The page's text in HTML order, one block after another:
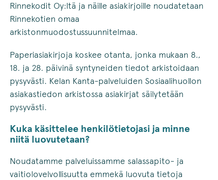
Rinnekodit Oy:ltä ja näille asiakirjoille noudatetaan
Rinnekotien omaa
arkistonmuodostussuunnitelmaa.
Paperiasiakirjoja koskee otanta, jonka mukaan 8.,
18. ja 28. päivinä syntyneiden tiedot arkistoidaan
pysyvästi. Kelan Kanta-palveluiden Sosiaalihuollon
asiakastiedon arkistossa asiakirjat säilytetään
pysyvästi.
Kuka käsittelee henkilötietojasi ja minne
niitä luovutetaan?
Noudatamme palveluissamme salassapito- ja
vaitiolovelvollisuutta emmekä luovuta tietoja